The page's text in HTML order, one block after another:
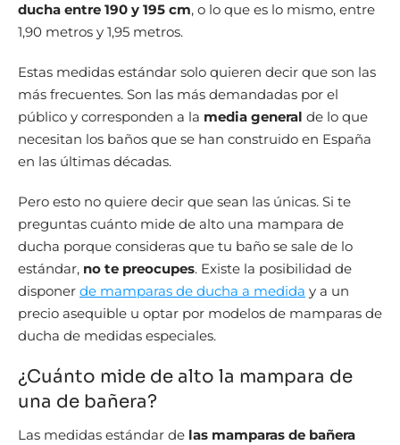
ducha entre 190 y 195 cm, o lo que es lo mismo, entre
1,90 metros y 1,95 metros.
Estas medidas estándar solo quieren decir que son las
más frecuentes. Son las más demandadas por el
público y corresponden a la media general de lo que
necesitan los baños que se han construido en España
en las últimas décadas.
Pero esto no quiere decir que sean las únicas. Si te
preguntas cuánto mide de alto una mampara de
ducha porque consideras que tu baño se sale de lo
estándar, no te preocupes. Existe la posibilidad de
disponer de mamparas de ducha a medida y a un
precio asequible u optar por modelos de mamparas de
ducha de medidas especiales.
¿Cuánto mide de alto la mampara de
una de bañera?
Las medidas estándar de las mamparas de bañera